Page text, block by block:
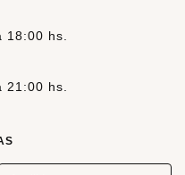
18:00 hs.
21:00 hs.